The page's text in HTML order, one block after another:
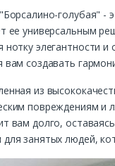
голубая" -
ее универсальным
нотку элегантности
вам создавать
из
повреждениям и
вам долго,
занятых людей,